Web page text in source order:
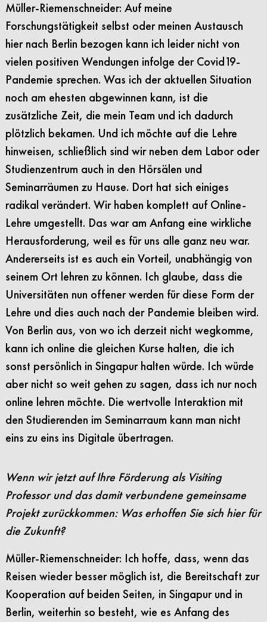
Müller-Riemenschneider: Auf meine
Forschungstätigkeit selbst oder meinen Austausch
hier nach Berlin bezogen kann ich leider nicht von
vielen positiven Wendungen infolge der Covid19-
Pandemie sprechen. Was ich der aktuellen Situation
noch am ehesten abgewinnen kann, ist die
zusätzliche Zeit, die mein Team und ich dadurch
plötzlich bekamen. Und ich möchte auf die Lehre
hinweisen, schließlich sind wir neben dem Labor oder
Studienzentrum auch in den Hörsälen und
Seminarräumen zu Hause. Dort hat sich einiges
radikal verändert. Wir haben komplett auf Online-
Lehre umgestellt. Das war am Anfang eine wirkliche
Herausforderung, weil es für uns alle ganz neu war.
Andererseits ist es auch ein Vorteil, unabhängig von
seinem Ort lehren zu können. Ich glaube, dass die
Universitäten nun offener werden für diese Form der
Lehre und dies auch nach der Pandemie bleiben wird.
Von Berlin aus, von wo ich derzeit nicht wegkomme,
kann ich online die gleichen Kurse halten, die ich
sonst persönlich in Singapur halten würde. Ich würde
aber nicht so weit gehen zu sagen, dass ich nur noch
online lehren möchte. Die wertvolle Interaktion mit
den Studierenden im Seminarraum kann man nicht
eins zu eins ins Digitale übertragen.
Wenn wir jetzt auf Ihre Förderung als Visiting
Professor und das damit verbundene gemeinsame
Projekt zurückkommen: Was erhoffen Sie sich hier für
die Zukunft?
Müller-Riemenschneider: Ich hoffe, dass, wenn das
Reisen wieder besser möglich ist, die Bereitschaft zur
Kooperation auf beiden Seiten, in Singapur und in
Berlin, weiterhin so besteht, wie es Anfang des